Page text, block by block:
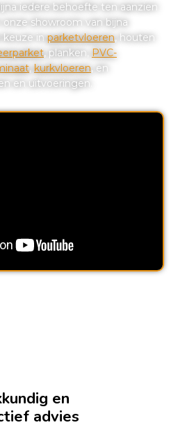
iedere behoefte ten aanzien
onze showroom van bijna
keuze inparketvloeren, houten
, planken,
PVC-
, kurkvloeren, en
en uitvoeringen.
en
advies